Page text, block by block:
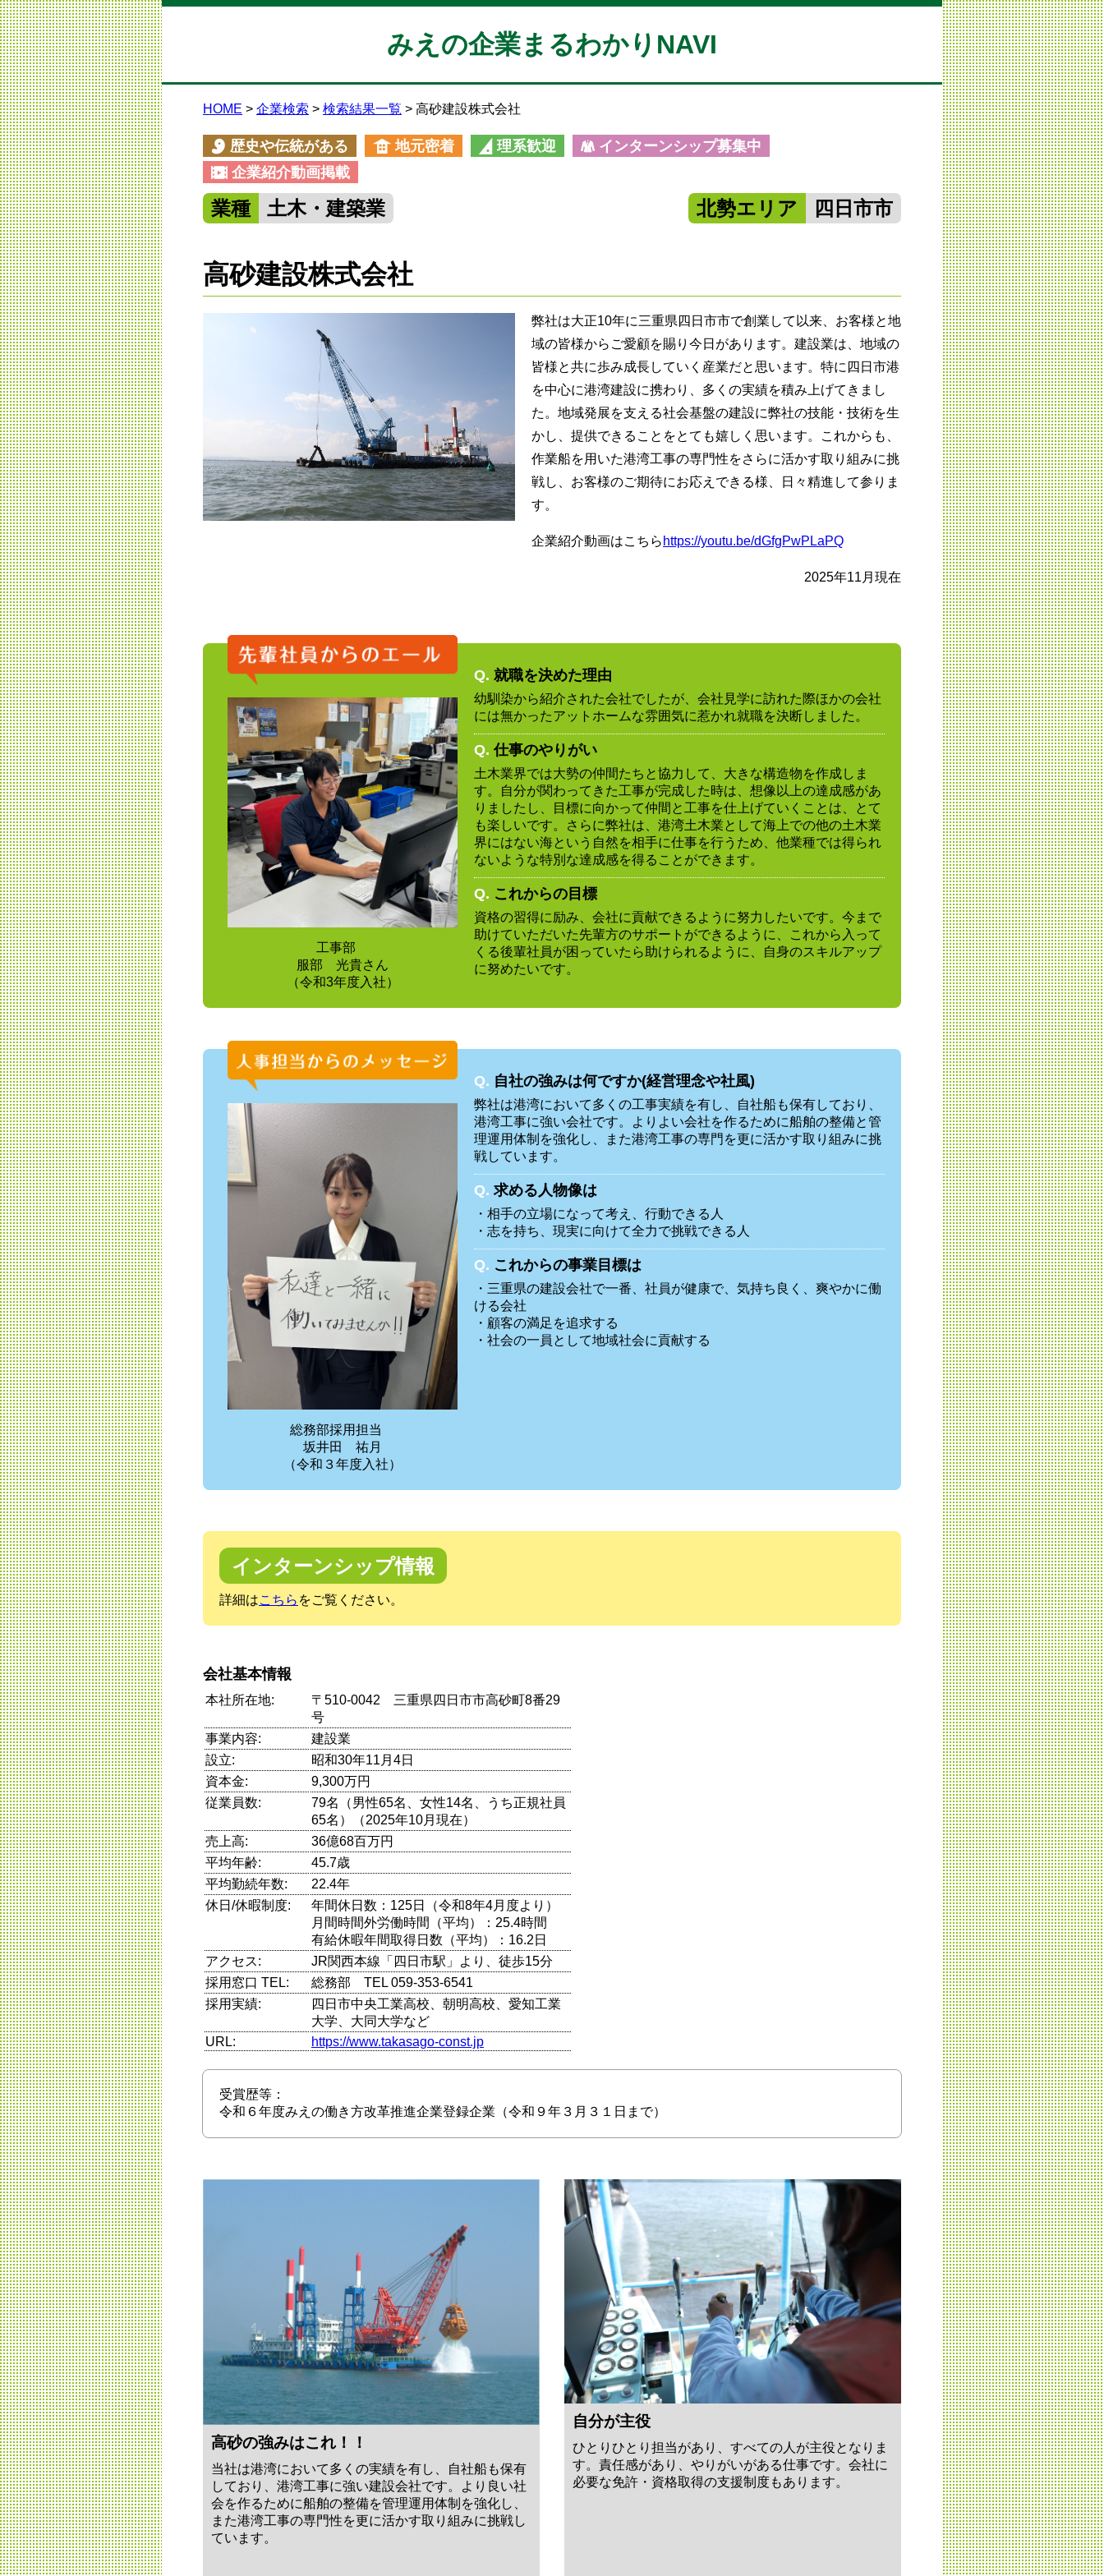
みえの企業まるわかりNAVI
HOME 企業検索 検索結果一覧 高砂建設株式会社
歴史や伝統がある 地元密着 理系歓迎
インターンシップ募集中
企業紹介動画掲載
業種 土木・建築業 北勢エリア 四日市市
高砂建設株式会社
弊社は大正10年に三重県四日市市で創業して以来、お客様と地
域の皆様からご愛顧を賜り今日があります。建設業は、地域の
皆様と共に歩み成長していく産業だと思います。特に四日市港
を中心に港湾建設に携わり、多くの実績を積み上げてきまし
た。地域発展を支える社会基盤の建設に弊社の技能・技術を生
かし、提供できることをとても嬉しく思います。これからも、
作業船を用いた港湾工事の専門性をさらに活かす取り組みに挑
戦し、お客様のご期待にお応えできる様、日々精進して参りま
す。
企業紹介動画はこちら https://youtu.be/dGfgPwPLaPQ
2025年11月現在
工事部
服部 光貴さん
（令和3年度入社）
Q. 就職を決めた理由
幼馴染から紹介された会社でしたが、会社見学に訪れた際ほかの会社
には無かったアットホームな雰囲気に惹かれ就職を決断しました。
Q. 仕事のやりがい
土木業界では大勢の仲間たちと協力して、大きな構造物を作成しま
す。自分が関わってきた工事が完成した時は、想像以上の達成感があ
りましたし、目標に向かって仲間と工事を仕上げていくことは、とて
も楽しいです。さらに弊社は、港湾土木業として海上での他の土木業
界にはない海という自然を相手に仕事を行うため、他業種では得られ
ないような特別な達成感を得ることができます。
Q. これからの目標
資格の習得に励み、会社に貢献できるように努力したいです。今まで
助けていただいた先輩方のサポートができるように、これから入って
くる後輩社員が困っていたら助けられるように、自身のスキルアップ
に努めたいです。
総務部採用担当
坂井田 祐月
（令和３年度入社）
Q. 自社の強みは何ですか(経営理念や社風)
弊社は港湾において多くの工事実績を有し、自社船も保有しており、
港湾工事に強い会社です。よりよい会社を作るために船舶の整備と管
理運用体制を強化し、また港湾工事の専門を更に活かす取り組みに挑
戦しています。
Q. 求める人物像は
・相手の立場になって考え、行動できる人
・志を持ち、現実に向けて全力で挑戦できる人
Q. これからの事業目標は
・三重県の建設会社で一番、社員が健康で、気持ち良く、爽やかに働
ける会社
・顧客の満足を追求する
・社会の一員として地域社会に貢献する
インターンシップ情報
詳細はこちら をご覧ください。
会社基本情報
本社所在地:
〒510-0042 三重県四日市市高砂町8番29
号
事業内容:
建設業
設立:
昭和30年11月4日
資本金:
9,300万円
従業員数:
79名（男性65名、女性14名、うち正規社員
65名）（2025年10月現在）
売上高:
36億68百万円
平均年齢:
45.7歳
平均勤続年数:
22.4年
休日/休暇制度:
年間休日数：125日（令和8年4月度より）
月間時間外労働時間（平均）：25.4時間
有給休暇年間取得日数（平均）：16.2日
アクセス:
JR関西本線「四日市駅」より、徒歩15分
採用窓口 TEL:
総務部 TEL 059-353-6541
採用実績:
四日市中央工業高校、朝明高校、愛知工業
大学、大同大学など
URL:
https://www.takasago-const.jp
受賞歴等：
令和６年度みえの働き方改革推進企業登録企業（令和９年３月３１日まで）
高砂の強みはこれ！！
当社は港湾において多くの実績を有し、自社船も保有
しており、港湾工事に強い建設会社です。より良い社
会を作るために船舶の整備を管理運用体制を強化し、
また港湾工事の専門性を更に活かす取り組みに挑戦し
ています。
自分が主役
ひとりひとり担当があり、すべての人が主役となりま
す。責任感があり、やりがいがある仕事です。会社に
必要な免許・資格取得の支援制度もあります。